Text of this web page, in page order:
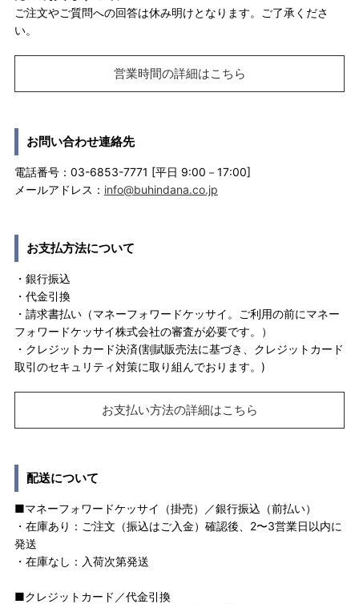
ご注文やご質問への回答は休み明けとなります。ご了承くださ
い。
営業時間の詳細はこちら
お問い合わせ連絡先
電話番号：03-6853-7771 [平日 9:00－17:00]
メールアドレス： info@buhindana.co.jp
お支払方法について
・銀行振込
・代金引換
・請求書払い（マネーフォワードケッサイ。ご利用の前にマネー
フォワードケッサイ株式会社の審査が必要です。）
・クレジットカード決済(割賦販売法に基づき、クレジットカード
取引のセキュリティ対策に取り組んでおります。)
お支払い方法の詳細はこちら
配送について
■マネーフォワードケッサイ（掛売）／銀行振込（前払い）
・在庫あり：ご注文（振込はご入金）確認後、2〜3営業日以内に
発送
・在庫なし：入荷次第発送
■クレジットカード／代金引換